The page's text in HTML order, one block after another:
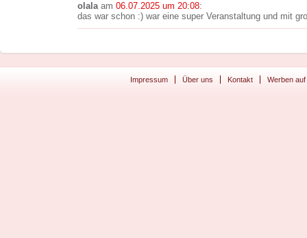
olalaam 06.07.2025 um 20:08:
das war schon :) war eine super Veranstaltung und mit
Impressum Über uns Kontakt Werben